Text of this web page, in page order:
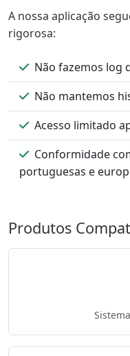
A nossa aplicação
rigorosa:
Não fazemos log
Não mantemos
Acesso limitado
Conformidade
portuguesas e
Produtos